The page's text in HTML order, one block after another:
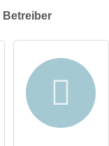
Betreiber